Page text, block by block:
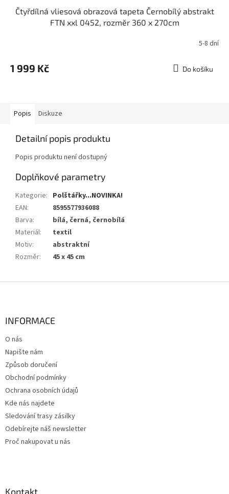
Čtyřdílná vliesová obrazová tapeta Černobílý abstrakt
FTN xxl 0452, rozměr 360 x 270cm
5-8 dní
1 999 Kč Do košíku
Popis Diskuze
Detailní popis produktu
Popis produktu není dostupný
Doplňkové parametry
Kategorie: Polštářky...NOVINKA!
EAN:
8595577936088
Barva:
bílá, černá, černobílá
Materiál:
textil
Motiv:
abstraktní
Rozměr: 45 x 45 cm
INFORMACE
O nás
Napište nám
Způsob doručení
Obchodní podmínky
Ochrana osobních údajů
Kde nás najdete
Sledování trasy zásilky
Odebírejte náš newsletter
Proč nakupovat u nás
Kontakt